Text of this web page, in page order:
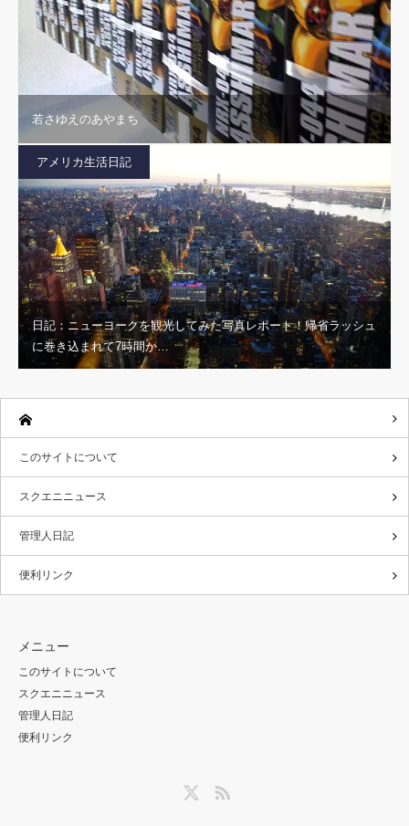
若さゆえのあやまち
アメリカ生活日記
日記：ニューヨークを観光してみた写真レポート！帰省ラッシュ
に巻き込まれて7時間か…
このサイトについて
スクエニニュース
管理人日記
便利リンク
メニュー
このサイトについて
スクエニニュース
管理人日記
便利リンク